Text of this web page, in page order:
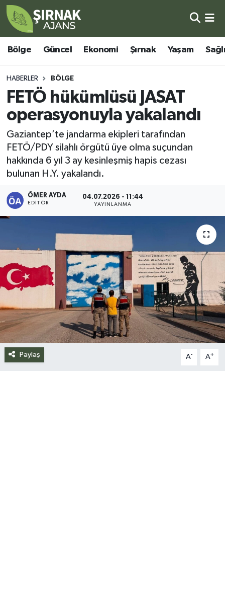
Bölge Güncel Ekonomi Şırnak Yaşam
HABERLER BÖLGE
FETÖ hükümlüsü JASAT
operasyonuyla yakalandı
Gaziantep’te jandarma ekipleri tarafından
FETÖ/PDY silahlı örgütü üye olma suçundan
hakkında 6 yıl 3 ay kesinleşmiş hapis cezası
bulunan H.Y. yakalandı.
ÖMER AYDA
EDITÖR
04.07.2026 - 11:44
YAYINLANMA
Paylaş A- A+
Bölge
Güncel
Ekonomi
Şırnak
Yaşam
Sağlık
Eğitim
Kültür - Sanat
Siyaset
Spor
Yazarlar
Şırnak Nöbetçi Eczaneler
Şırnak Hava Durumu
Şirnak Namaz Vakitleri
Şırnak Trafik Yoğunluk Haritası
Süper Lig Puan Durumu ve Fikstür
Tüm Manşetler
Son Dakika Haberleri
Haber Arşivi